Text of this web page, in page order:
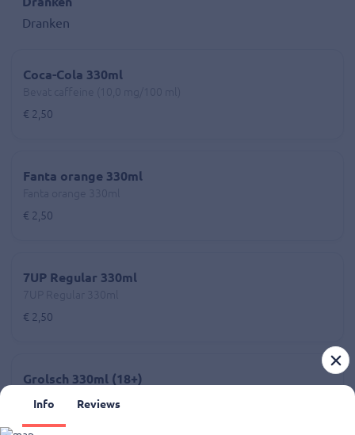
Dranken
Coca-Cola 330ml
€ 2,50
Fanta orange 330ml
€ 2,50
7UP Regular 330ml
€ 2,50
Grolsch 330ml (18+)
5% vol
Info Reviews